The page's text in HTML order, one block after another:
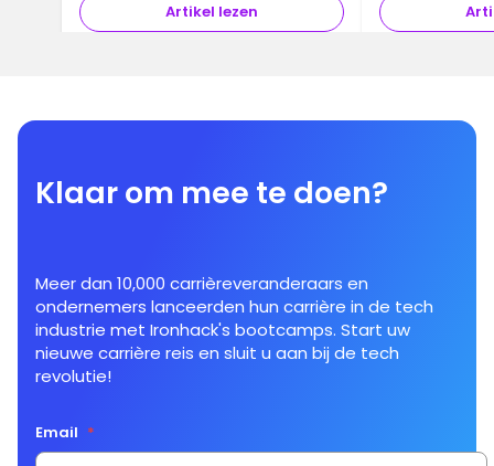
Artikel lezen
Klaar om mee te doen?
Meer dan 10,000 carrièreveranderaars en
ondernemers lanceerden hun carrière in de tech
industrie met Ironhack's bootcamps. Start uw
nieuwe carrière reis en sluit u aan bij de tech
revolutie!
Email *